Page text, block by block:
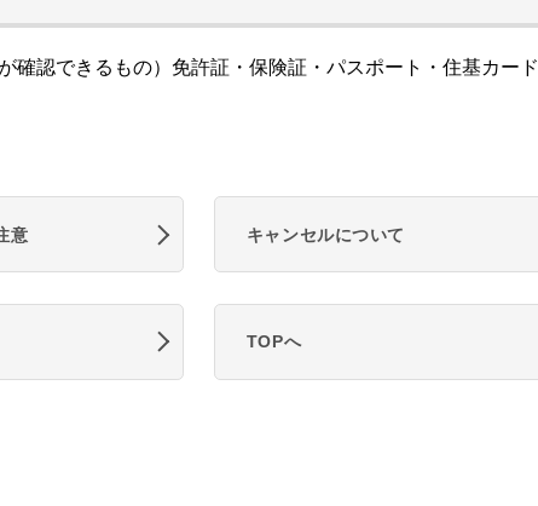
確認できるもの）免許証・保険証・パスポート・住基カード
意 キャンセルについて
TOPへ